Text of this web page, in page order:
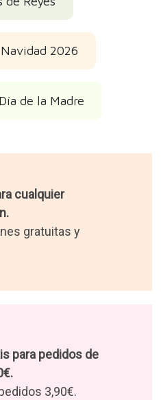
2026
de la Madre
cualquier
gratuitas y
para pedidos de
3,90€.